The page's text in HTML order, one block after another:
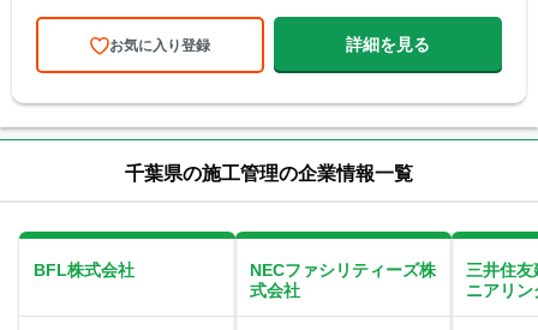
お気に入り登録 詳細を見る
千葉県の施工管理の企業情報一覧
BFL株式会社
NECファシリティーズ株
式会社
三井住
ニアリ